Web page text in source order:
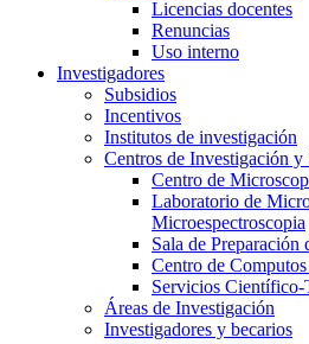
Licencias docentes
Renuncias
Uso interno
Investigadores
Subsidios
Incentivos
Institutos de investigación
Centros de Investigación y
Centro de
Laboratorio de
Microespectroscopia
Sala de Preparación
Centro de
Servicios
Áreas de Investigación
Investigadores y becarios